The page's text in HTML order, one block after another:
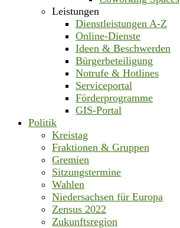
Leistungen
Dienstleistungen A-Z
Online-Dienste
Ideen & Beschwerden
Bürgerbeteiligung
Notrufe & Hotlines
Serviceportal
Förderprogramme
GIS-Portal
Politik
Kreistag
Fraktionen & Gruppen
Gremien
Sitzungstermine
Wahlen
Niedersachsen für Europa
Zensus 2022
Zukunftsregion